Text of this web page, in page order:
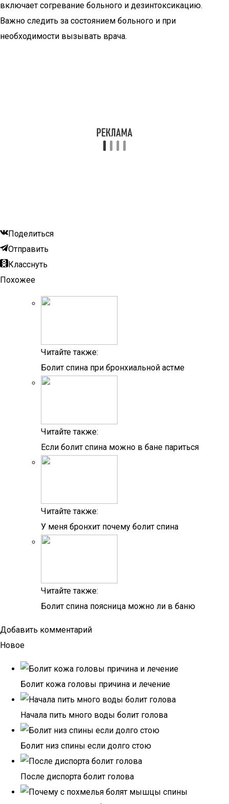
включает согревание больного и дезинтоксикацию.
Важно следить за состоянием больного и при
необходимости вызывать врача.
Поделиться
Отправить
Класснуть
Похожее
Читайте также:
Болит спина при бронхиальной астме
Читайте также:
Если болит спина можно в бане париться
Читайте также:
У меня бронхит почему болит спина
Читайте также:
Болит спина поясница можно ли в баню
Добавить комментарий
Новое
Болит кожа головы причина и лечение
Начала пить много воды болит голова
Болит низ спины если долго стою
После диспорта болит голова